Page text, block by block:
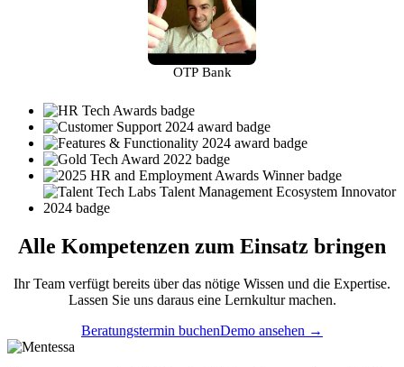
OTP Bank
Alle Kompetenzen zum Einsatz bringen
Ihr Team verfügt bereits über das nötige Wissen und die Expertise.
Lassen Sie uns daraus eine Lernkultur machen.
Beratungstermin buchenDemo ansehen →